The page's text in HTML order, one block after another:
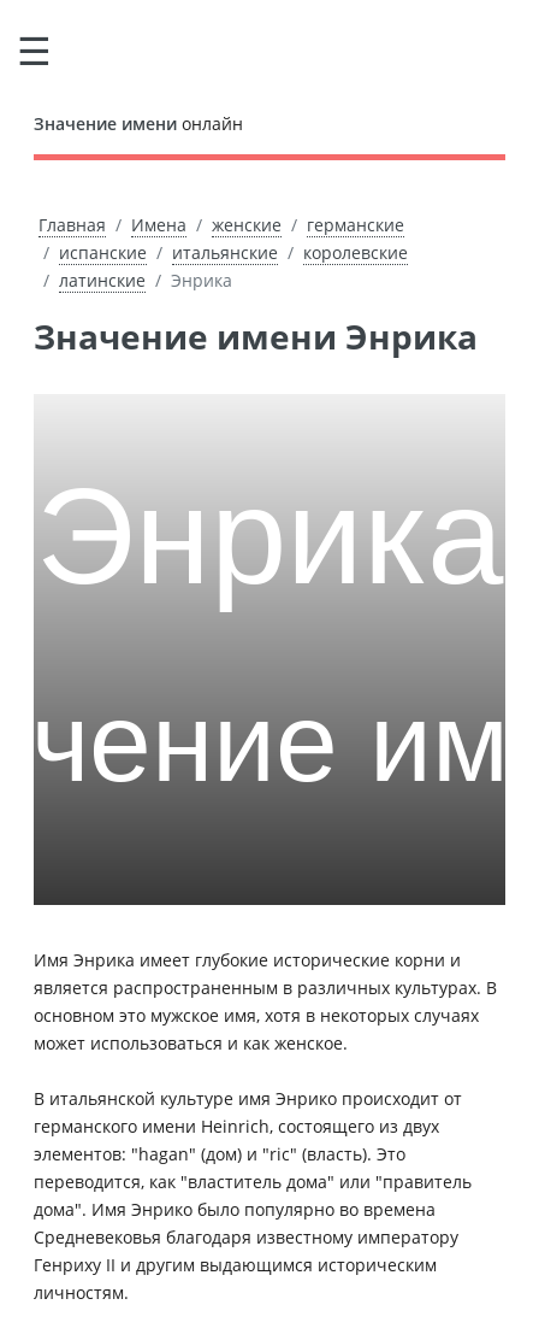
Значение имени онлайн
Главная Имена женские
германские
испанские
итальянские
королевские
латинские
Энрика
Значение имени Энрика
Имя Энрика имеет глубокие исторические корни и
является распространенным в различных культурах. В
основном это мужское имя, хотя в некоторых случаях
может использоваться и как женское.
В итальянской культуре имя Энрико происходит от
германского имени Heinrich, состоящего из двух
элементов: "hagan" (дом) и "ric" (власть). Это
переводится, как "властитель дома" или "правитель
дома". Имя Энрико было популярно во времена
Средневековья благодаря известному императору
Генриху II и другим выдающимся историческим
личностям.